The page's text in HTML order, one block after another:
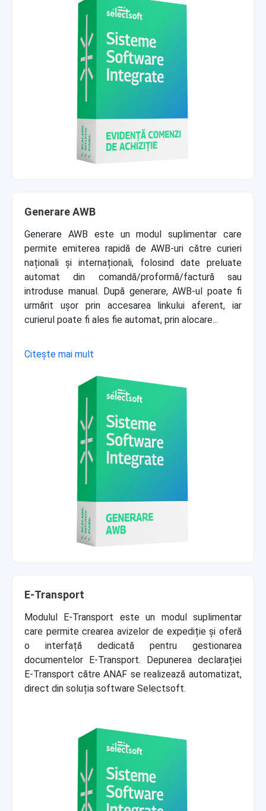
Generare AWB
Generare AWB este un modul suplimentar care
permite emiterea rapidă de AWB-uri către curieri
naționali și internaționali, folosind date preluate
automat din comandă/proformă/factură sau
introduse manual. După generare, AWB-ul poate fi
urmărit ușor prin accesarea linkului aferent, iar
curierul poate fi ales fie automat, prin alocare...
Citește mai mult
E-Transport
Modulul E-Transport este un modul suplimentar
care permite crearea avizelor de expediție și oferă
o interfață dedicată pentru gestionarea
documentelor E-Transport. Depunerea declarației
E-Transport către ANAF se realizează automatizat,
direct din soluția software Selectsoft.